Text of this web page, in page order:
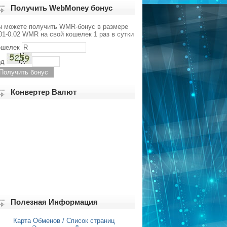
Получить WebMoney бонус
можете получить WMR-бонус в размере
0.02 WMR на свой кошелек 1 раз в сутки
Конвертер Валют
Полезная Информация
Карта Обменов / Список страниц